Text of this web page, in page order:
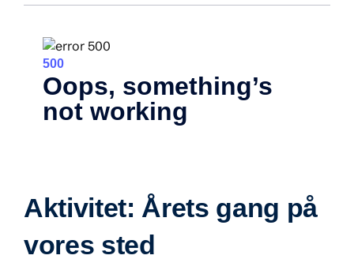
Aktivitet: Årets gang på
vores sted